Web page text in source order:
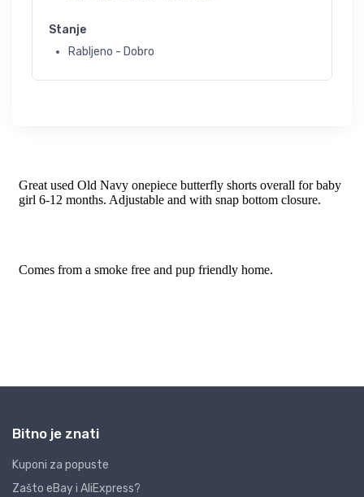
Stanje
Rabljeno - Dobro
Bitno je znati
Kuponi za popuste
Zašto eBay i AliExpress?